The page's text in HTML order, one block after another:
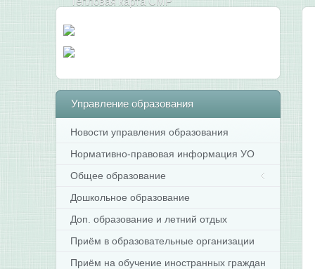
Управлениеобразования
Новости управления образования
Нормативно-правовая информация УО
Общее образование
Дошкольное образование
Доп. образование и летний отдых
Приём в образовательные организации
Приём на обучение иностранных граждан